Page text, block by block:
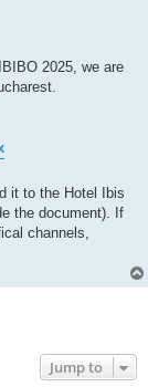
2025, we are
it to the Hotel Ibis
the document). If
channels,
Jump to